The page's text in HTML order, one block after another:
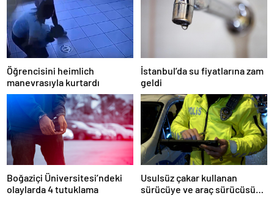
Öğrencisini heimlich
manevrasıyla kurtardı
İstanbul’da su fiyatlarına zam
geldi
Boğaziçi Üniversitesi’ndeki
olaylarda 4 tutuklama
Usulsüz çakar kullanan
sürücüye ve araç sürücüsüne